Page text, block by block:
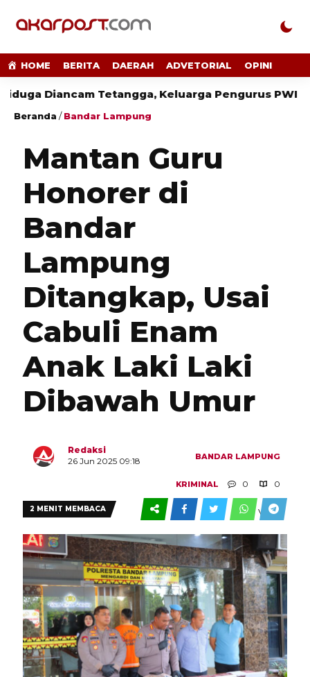
HOME BERITA DAERAH ADVETORIAL OPINI
Tetangga, Keluarga Pengurus PWI
Beranda /Bandar Lampung
Mantan Guru
Honorer di
Bandar
Lampung
Ditangkap, Usai
Cabuli Enam
Anak Laki Laki
Dibawah Umur
Redaksi
26 Jun 2025 09:18
BANDAR LAMPUNG
KRIMINAL 0 0
VIEW
2 MENIT MEMBACA